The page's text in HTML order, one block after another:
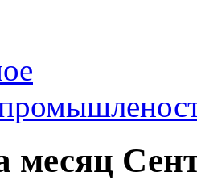
месяц